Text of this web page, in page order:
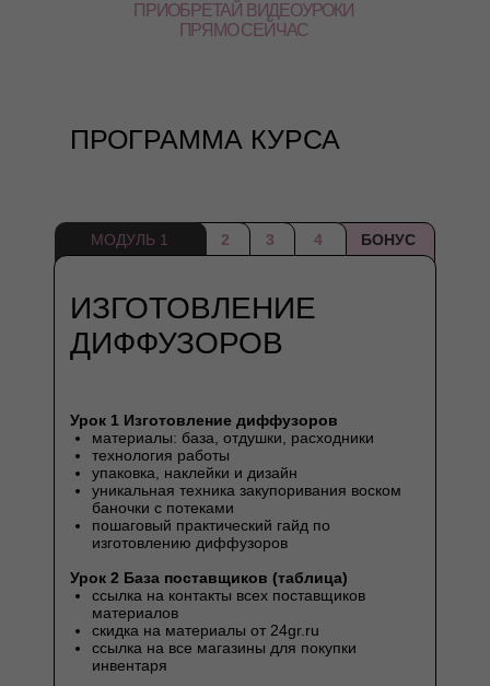
ПРИОБРЕТАЙ ВИДЕОУРОКИ
ПРЯМО СЕЙЧАС
ПРОГРАММА КУРСА
2 3 4
Урок 1 Изготовление диффузоров
материалы: база, отдушки, расходники
технология работы
упаковка, наклейки и дизайн
уникальная техника закупоривания воском
баночки с потеками
пошаговый практический гайд по
изготовлению диффузоров
Урок 2 База поставщиков (таблица)
ссылка на контакты всех поставщиков
материалов
скидка на материалы от 24gr.ru
ссылка на все магазины для покупки
инвентаря
МОДУЛЬ 1
ИЗГОТОВЛЕНИЕ
ДИФФУЗОРОВ
БОНУС